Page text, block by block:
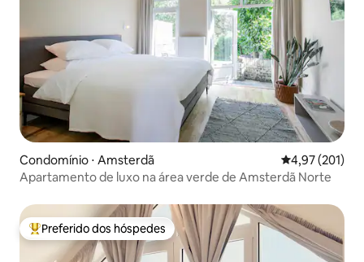
Condomínio ⋅ Amsterdã 4,97 de uma
4,97 (201)
Apartamento de luxo na área verde de Amsterdã Norte
Entre os melhores preferidos dos hóspedes
Preferido dos hóspedes